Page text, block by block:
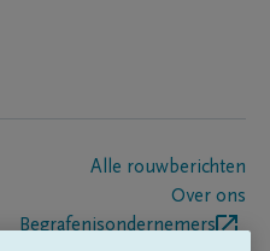
Alle rouwberichten
Over ons
Begrafenisondernemers